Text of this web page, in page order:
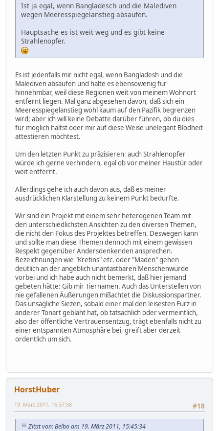
Ist ja egal, wenn Bangladesch und die Malediven
wegen Meeresspiegelanstieg absaufen.
Hauptsache es ist weit weg und es gibt keine
Strahlenopfer.
Es ist jedenfalls mir nicht egal, wenn Bangladesh und die
Malediven absaufen und halte es ebensowenig für
hinnehmbar, weil diese Regionen weit von meinem Wohnort
entfernt liegen. Mal ganz abgesehen davon, daß sich ein
Meeresspiegelanstieg wohl kaum auf den Pazifik begrenzen
wird; aber ich will keine Debatte darüber führen, ob du dies
für möglich hältst oder mir auf diese Weise unelegant Blödheit
attestieren möchtest.
Um den letzten Punkt zu präzisieren: auch Strahlenopfer
würde ich gerne verhindern, egal ob vor meiner Haustür oder
weit entfernt.
Allerdings gehe ich auch davon aus, daß es meiner
ausdrücklichen Klarstellung zu keinem Punkt bedurfte.
Wir sind ein Projekt mit einem sehr heterogenen Team mit
den unterschiedlichsten Ansichten zu den diversen Themen,
die nicht den Fokus des Projektes betreffen. Deswegen kann
und sollte man diese Themen dennoch mit einem gewissen
Respekt gegenüber Andersdenkenden ansprechen.
Bezeichnungen wie "Kretins" etc. oder "Maden" gehen
deutlich an der angeblich unantastbaren Menschenwürde
vorbei und ich habe auch nicht bemerkt, daß hier jemand
gebeten hätte: Gib mir Tiernamen. Auch das Unterstellen von
nie gefallenen Äußerungen mißachtet die Diskussionspartner.
Das unsägliche Siezen, sobald einer mal den leisesten Furz in
anderer Tonart gebläht hat, ob tatsächlich oder vermeintlich,
also der öffentliche Vertrauensentzug, trägt ebenfalls nicht zu
einer entspannten Atmosphäre bei, greift aber derzeit
ordentlich um sich.
HorstHuber
#18
19. März 2011, 16:37:58
Zitat von: Belbo am 19. März 2011, 15:45:34